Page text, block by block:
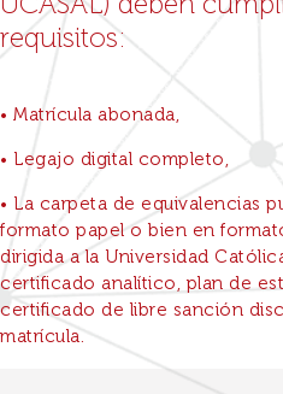
requisitos:
• Matrícula abonada,
• Legajo digital completo,
• La carpeta de equivalencias
formato papel o bien en
dirigida a la Universidad
certificado analítico, plan de
certificado de libre sanción
matrícula.